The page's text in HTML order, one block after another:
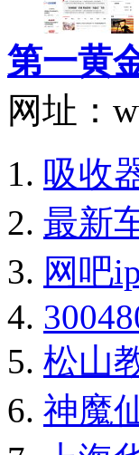
第一黄
网址：
吸收
最新
网吧
松山
神魔